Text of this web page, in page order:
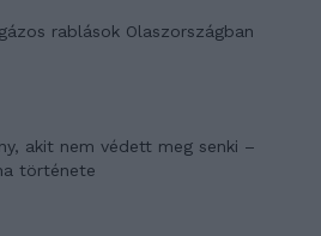
rablások Olaszországban
akit nem védett meg senki –
története